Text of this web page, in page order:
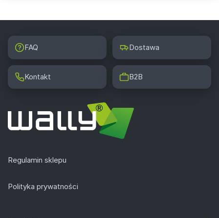
FAQ Dostawa
Kontakt B2B
Regulamin sklepu
Polityka prywatności